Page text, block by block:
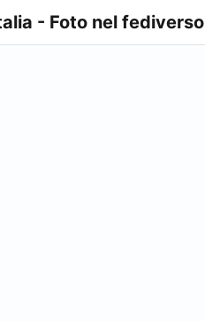
- Foto nel fediverso